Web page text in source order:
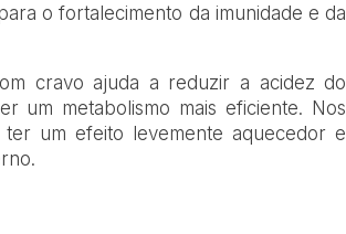
o fortalecimento da imunidade e da
cravo ajuda a reduzir a acidez do
um metabolismo mais eficiente. Nos
um efeito levemente aquecedor e